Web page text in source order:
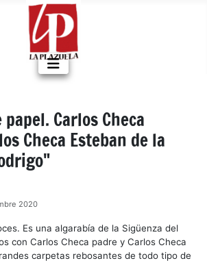
Carlos Checa
Checa Esteban de la
2020
Es una algarabía de la Sigüenza del
con Carlos Checa padre y Carlos Checa
carpetas rebosantes de todo tipo de